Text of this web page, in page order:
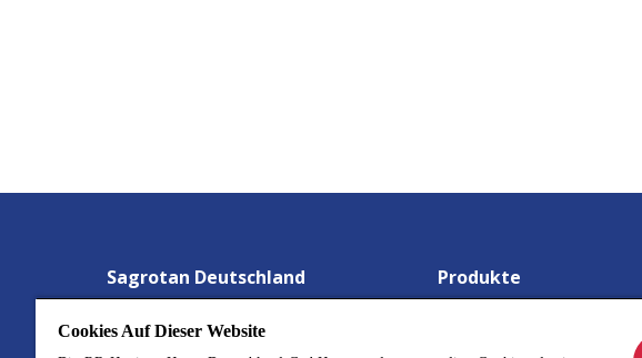
Sagrotan Deutschland
Gesund Detektive
Produkte
Cookies Auf Dieser Website